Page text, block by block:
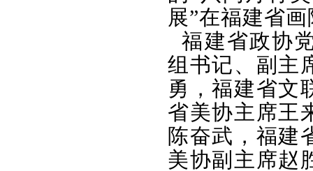
展”在福建省
福建省政协
组书记、副主
勇，福建省文
省美协主席王
陈奋武，福建
美协副主席赵